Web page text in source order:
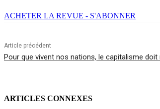
ACHETER LA REVUE - S'ABONNER
Article précédent
Pour que vivent nos nations, le capitalisme doit
ARTICLES CONNEXES